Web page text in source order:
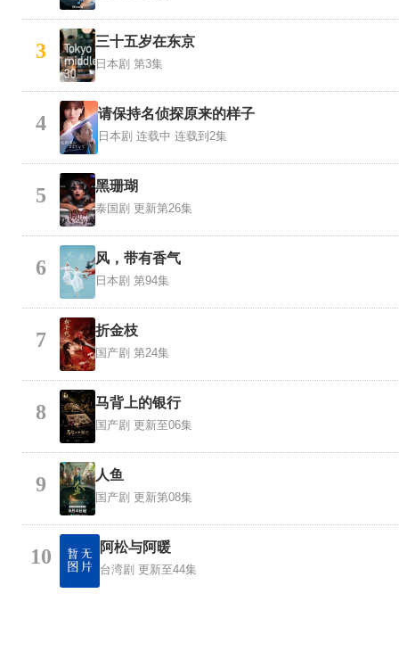
3 三十五岁在东京
日本剧 第3集
4 请保持名侦探原来的样子
日本剧 连载中 连载到2集
5 黑珊瑚
泰国剧 更新第26集
6 风，带有香气
日本剧 第94集
7 折金枝
国产剧 第24集
8 马背上的银行
国产剧 更新至06集
9 人鱼
国产剧 更新第08集
10 阿松与阿暖
台湾剧 更新至44集